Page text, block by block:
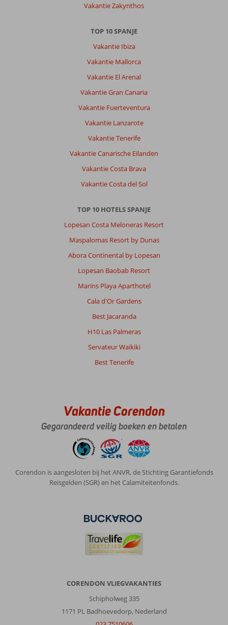
Vakantie Zakynthos
TOP 10 SPANJE
Vakantie Ibiza
Vakantie Mallorca
Vakantie El Arenal
Vakantie Gran Canaria
Vakantie Fuerteventura
Vakantie Lanzarote
Vakantie Tenerife
Vakantie Canarische Eilanden
Vakantie Costa Brava
Vakantie Costa del Sol
TOP 10 HOTELS SPANJE
Lopesan Costa Meloneras Resort
Maspalomas Resort by Dunas
Abora Continental by Lopesan
Lopesan Baobab Resort
Marins Playa Aparthotel
Cala d'Or Gardens
Best Jacaranda
H10 Las Palmeras
Servateur Waikiki
Best Tenerife
Vakantie Corendon
Gegarandeerd veilig boeken en betalen
Corendon is aangesloten bij het ANVR, de Stichting Garantiefonds
Reisgelden (SGR) en het Calamiteitenfonds.
CORENDON VLIEGVAKANTIES
Schipholweg 335
1171 PL Badhoevedorp, Nederland